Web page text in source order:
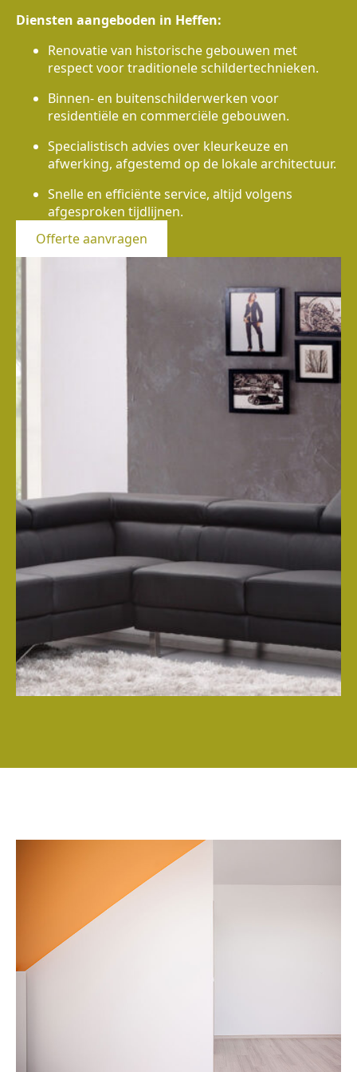
Diensten aangeboden in Heffen:
Renovatie van historische gebouwen met
respect voor traditionele schildertechnieken.
Binnen- en buitenschilderwerken voor
residentiële en commerciële gebouwen.
Specialistisch advies over kleurkeuze en
afwerking, afgestemd op de lokale architectuur.
Snelle en efficiënte service, altijd volgens
afgesproken tijdlijnen.
Offerte aanvragen